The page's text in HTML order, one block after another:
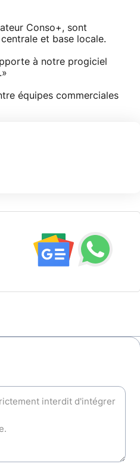
Conso+, sont
et base locale.
à notre progiciel
équipes commerciales